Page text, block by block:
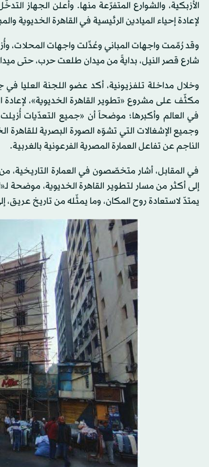
الأزبكية، والشوارع المتفرّعة منها. وأعلن الجهاز
لإعادة إحياء الميادين الرئيسية في القاهرة الخديوية
وقد رُمِّمت واجهات المباني وعُدِّلت واجهات المحلات،
شارع قصر النيل، بدايةً من ميدان طلعت حرب، حتى
وخلال مداخلة تلفزيونية، أكد عضو اللجنة العليا
مكثّف على مشروع «تطوير القاهرة الخديوية»، لإعادة
في العالم وأكبرها؛ موضحاً أن «جميع التعدّيات
وجميع الإشغالات التي تشوّه الصورة البصرية
الناجم عن تفاعل العمارة المصرية الفرعونية بالغربية.
في المقابل، أشار متخصّصون في العمارة التاريخية،
إلى أكثر من مسار لتطوير القاهرة الخديوية، موضحة
يمتدّ لاستعادة روح المكان، وما يمثّله من تاريخ عريق،